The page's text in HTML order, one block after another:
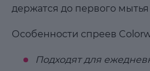
держатся до первого
Особенности спреев
Подходят для